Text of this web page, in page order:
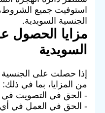
استوفيت جميع
الجنسية السويدية.
مزايا الحصول
السويدية
إذا حصلت على الجنسية
من المزايا، بما في ذلك:
- الحق في التصويت في
- الحق في العمل في